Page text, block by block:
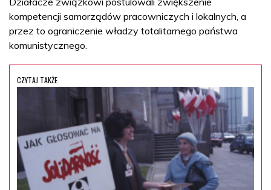
kompetencji samorządów pracowniczych i lokalnych, a
przez to ograniczenie władzy totalitarnego państwa
komunistycznego.
CZYTAJ TAKŻE